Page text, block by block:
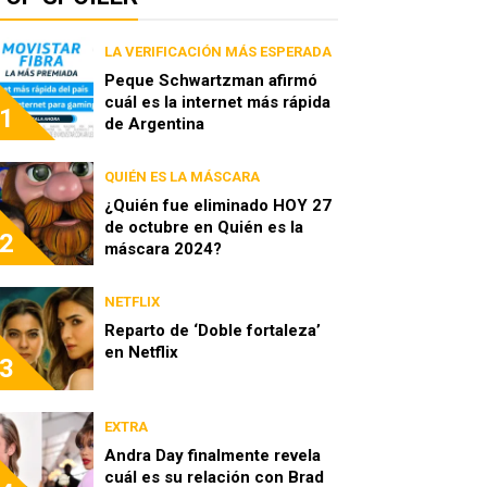
1
LA VERIFICACIÓN MÁS ESPERADA
Peque Schwartzman afirmó
cuál es la internet más rápida
de Argentina
2
QUIÉN ES LA MÁSCARA
¿Quién fue eliminado HOY 27
de octubre en Quién es la
máscara 2024?
3
NETFLIX
Reparto de ‘Doble fortaleza’
en Netflix
EXTRA
Andra Day finalmente revela
cuál es su relación con Brad